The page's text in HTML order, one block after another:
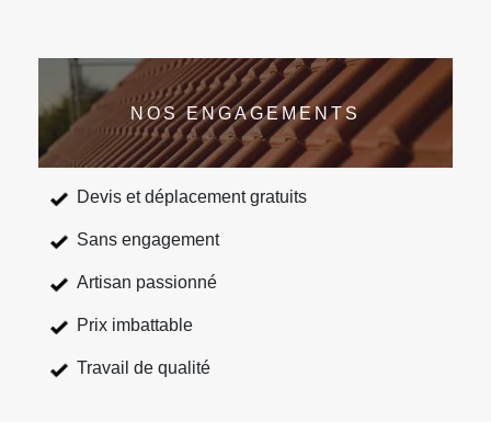
NOS ENGAGEMENTS
Devis et déplacement gratuits
Sans engagement
Artisan passionné
Prix imbattable
Travail de qualité